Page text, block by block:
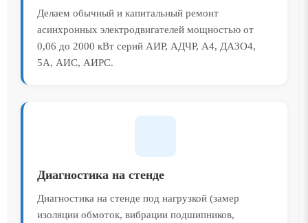
Делаем обычный и капитальный ремонт
асинхронных электродвигателей мощностью от
0,06 до 2000 кВт серий АИР, АДЧР, А4, ДАЗО4,
5А, АИС, АИРС.
Диагностика на стенде
Диагностика на стенде под нагрузкой (замер
изоляции обмоток, вибрации подшипников,